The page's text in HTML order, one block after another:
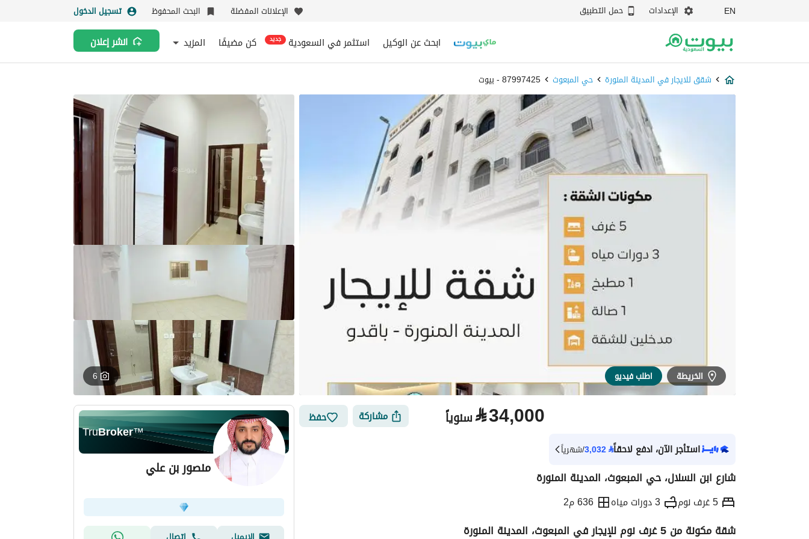
EN الإعدادات حمل التطبيق الإعلانات المفضلة البحث المحفوظ تسجيل الدخول
ابحث عن الوكيل استثمر في السعودية جديد كن مضيفًا المزيد انشر إعلان
شقق للايجار في المدينة المنورة حي المبعوث 87997425 - بيوت
الخريطة اطلب فيديو 6
⃁34,000 سنوياً مشاركة
حفظ
استأجر الآن، ادفع لاحقاً⃁
3,032/شهرياً
شارع ابن السلال، حي المبعوث، المدينة المنورة
5 غرف نوم 3 دورات مياه 636 م2
شقة مكونة من 5 غرف نوم للإيجار في المبعوث، المدينة المنورة
TruBroker™
منصور بن علي